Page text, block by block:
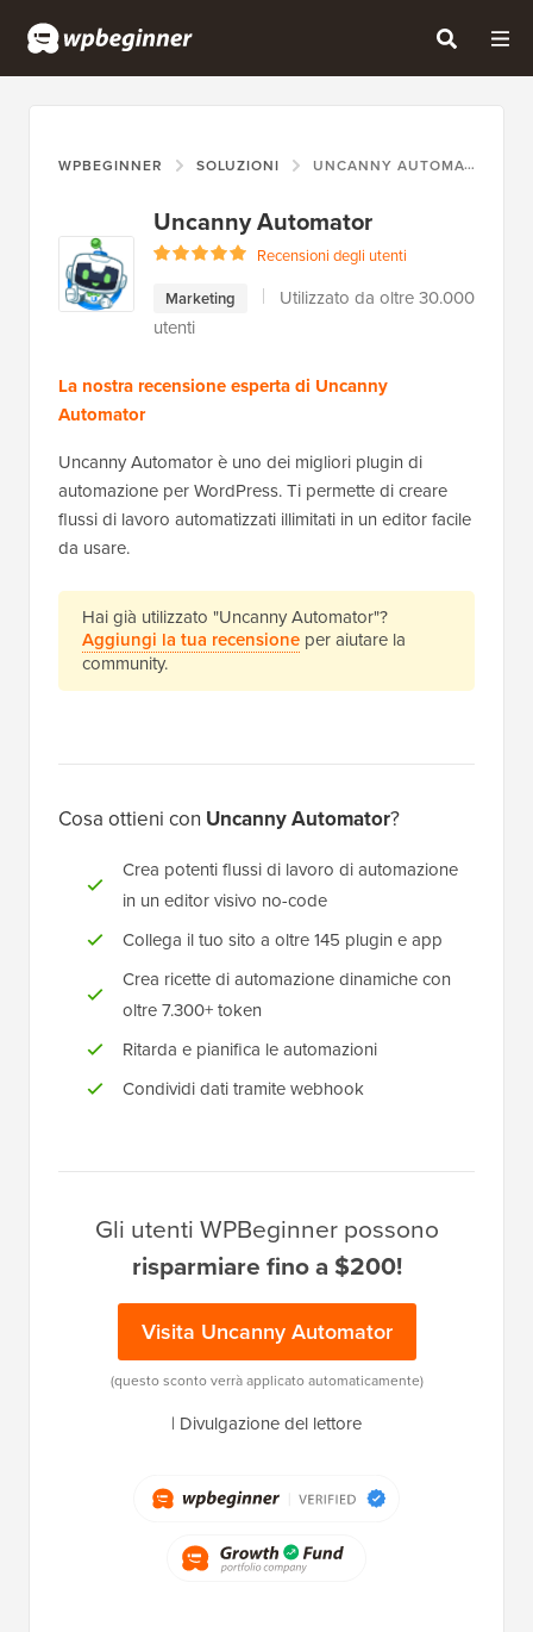
WPBEGINNER SOLUZIONI UNCANNY AUTOMATOR
Uncanny Automator
Recensioni degli utenti
Marketing
Utilizzato da oltre 30.000
utenti
La nostra recensione esperta di Uncanny
Automator
Uncanny Automator è uno dei migliori plugin di
automazione per WordPress. Ti permette di creare
flussi di lavoro automatizzati illimitati in un editor facile
da usare.
Hai già utilizzato "Uncanny Automator"?
Aggiungi la tua recensione per aiutare la
community.
Cosa ottieni con Uncanny Automator?
Crea potenti flussi di lavoro di automazione
in un editor visivo no-code
Collega il tuo sito a oltre 145 plugin e app
Crea ricette di automazione dinamiche con
oltre 7.300+ token
Ritarda e pianifica le automazioni
Condividi dati tramite webhook
Gli utenti WPBeginner possono
risparmiare fino a $200!
Visita Uncanny Automator
(questo sconto verrà applicato automaticamente)
| Divulgazione del lettore